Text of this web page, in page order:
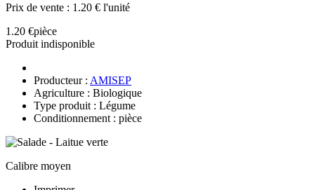
Prix de vente : 1.20 € l'unité
1.20 €pièce
Produit indisponible
Producteur : AMISEP
Agriculture : Biologique
Type produit : Légume
Conditionnement : pièce
Calibre moyen